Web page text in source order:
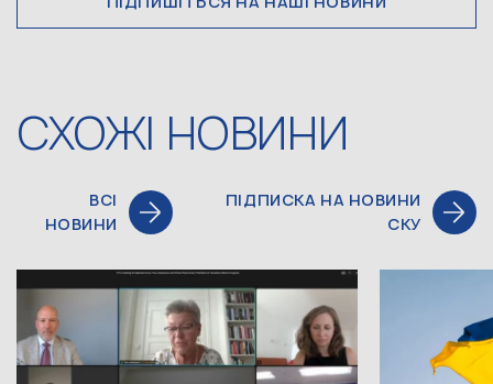
СХОЖІ НОВИНИ
ВСІ
НОВИНИ
ПІДПИСКА НА НОВИНИ
СКУ